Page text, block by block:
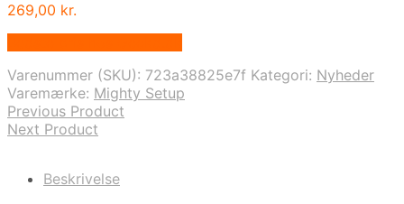
269,00 kr.
Varenummer (SKU): 723a38825e7f Kategori: Nyheder
Varemærke: Mighty Setup
Previous Product
Next Product
Beskrivelse